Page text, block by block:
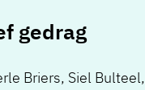
gedrag
Briers, Siel Bulteel,